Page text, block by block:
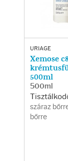
URIAGE
Xemose
500ml
500ml
száraz
bőrre
Kézkrémek
Egészség
Orrsprayk
Torokpasztillák